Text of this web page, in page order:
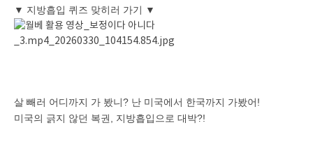
▼ 지방흡입 퀴즈 맞히러 가기 ▼
살 빼러 어디까지 가 봤니? 난 미국에서 한국까지 가봤어!
미국의 긁지 않던 복권, 지방흡입으로 대박?!